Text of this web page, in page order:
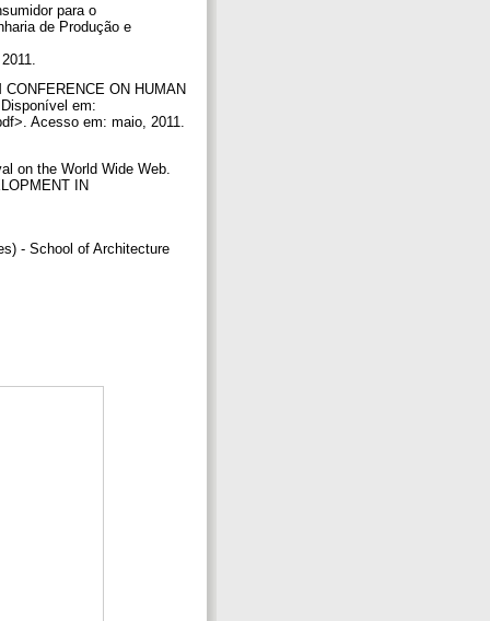
para o
de Produção e
ON HUMAN
em:
Acesso em: maio, 2011.
on the World Wide Web.
IN
- School of Architecture